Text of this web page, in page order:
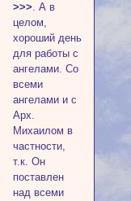
>>>. А в
целом,
хороший день
для работы с
ангелами. Со
всеми
ангелами и с
Арх.
Михаилом в
частности,
т.к. Он
поставлен
над всеми